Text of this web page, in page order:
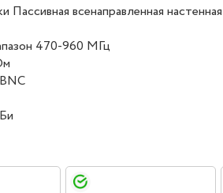
Пассивная всенаправленная
470-960 МГц